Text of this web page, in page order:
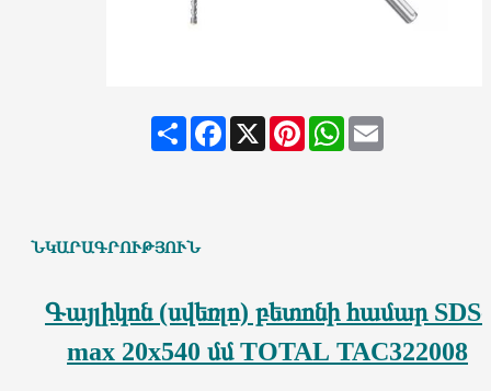
ShareFacebook
X PinterestWhatsApp
Email
ՆԿԱՐԱԳՐՈՒԹՅՈՒՆ
Գայլիկոն (սվեռլո) բետոնի համար SDS-
max 20x540 մմTOTAL TAC322008